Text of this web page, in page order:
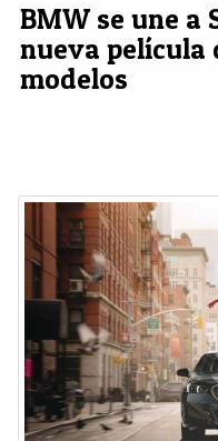
BMW se une a
nueva película
modelos